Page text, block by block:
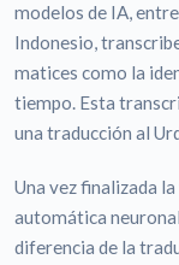
modelos de IA,
Indonesio,
matices como la
tiempo. Esta
una traducción al
Una vez finalizada
automática
diferencia de la